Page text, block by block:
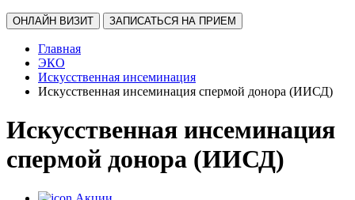
ОНЛАЙН ВИЗИТ ЗАПИСАТЬСЯ НА ПРИЕМ
Главная
ЭКО
Искусственная инсеминация
Искусственная инсеминация спермой донора (ИИСД)
Искусственная инсеминация
спермой донора (ИИСД)